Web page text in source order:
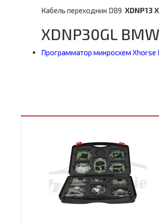
Кабель переходник D89 XDNP13
XDNP30GL
Программатор микросхем Xhorse